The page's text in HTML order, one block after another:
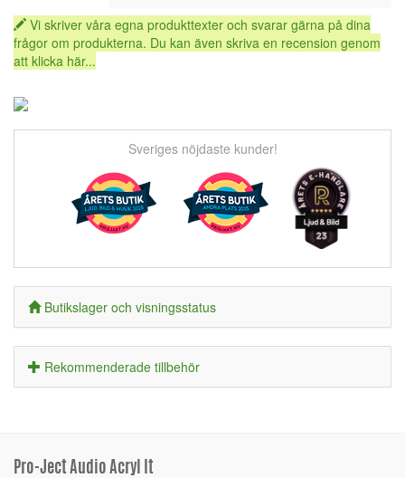
Vi skriver våra egna produkttexter och svarar gärna på dina
frågor om produkterna. Du kan även skriva en recension genom
att klicka här...
Sveriges nöjdaste kunder!
Butikslager och visningsstatus
Rekommenderade tillbehör
Pro-Ject Audio Acryl It